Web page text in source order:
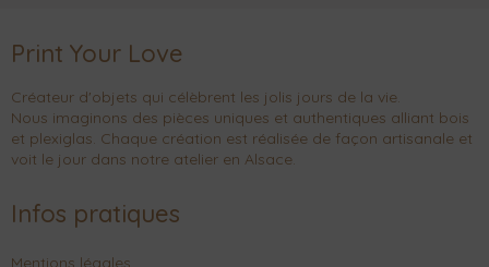
Print Your Love
Créateur d'objets qui célèbrent les jolis jours de la vie.
Nous imaginons des pièces uniques et authentiques alliant bois
et plexiglas. Chaque création est réalisée de façon artisanale et
voit le jour dans notre atelier en Alsace.
Infos pratiques
Mentions légales